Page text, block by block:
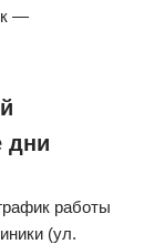
—
дни
работы
(ул.